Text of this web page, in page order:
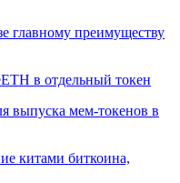
главному преимуществу
в отдельный токен
выпуска мем-токенов в
китами биткоина,